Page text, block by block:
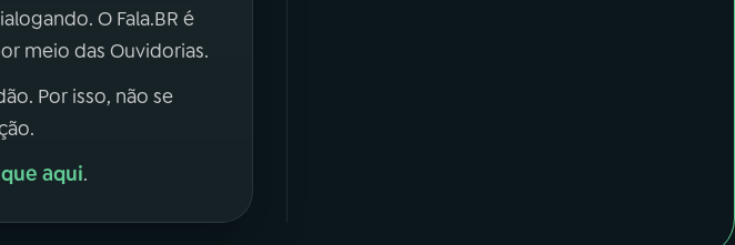
O Fala.BR é
meio das Ouvidorias.
Por isso, não se
aqui.